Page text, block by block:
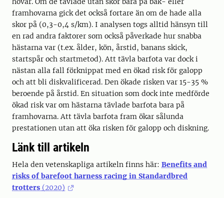
framhovarna gick det också fortare än om de hade alla
skor på (0,3-0,4 s/km). I analysen togs alltid hänsyn till
en rad andra faktorer som också påverkade hur snabba
hästarna var (t.ex. ålder, kön, årstid, banans skick,
startspår och startmetod). Att tävla barfota var dock i
nästan alla fall förknippat med en ökad risk för galopp
och att bli diskvalificerad. Den ökade risken var 15-35 %
beroende på årstid. En situation som dock inte medförde
ökad risk var om hästarna tävlade barfota bara på
framhovarna. Att tävla barfota fram ökar sålunda
prestationen utan att öka risken för galopp och diskning.
Länk till artikeln
Hela den vetenskapliga artikeln finns här: Benefits and
risks of barefoot harness racing in Standardbred
trotters (2020)